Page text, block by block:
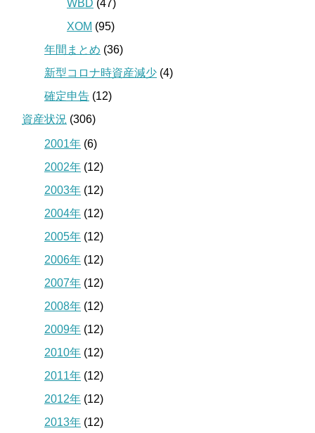
WBD (47)
XOM (95)
年間まとめ (36)
新型コロナ時資産減少 (4)
確定申告 (12)
資産状況 (306)
2001年 (6)
2002年 (12)
2003年 (12)
2004年 (12)
2005年 (12)
2006年 (12)
2007年 (12)
2008年 (12)
2009年 (12)
2010年 (12)
2011年 (12)
2012年 (12)
2013年 (12)